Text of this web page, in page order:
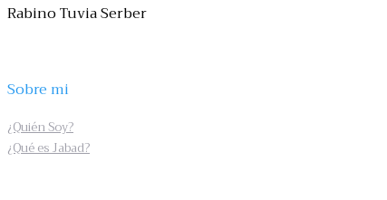
Rabino Tuvia Serber
Sobre mi
¿Quién Soy?
¿Qué es Jabad?